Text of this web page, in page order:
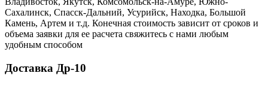
Сахалинск, Спасск-Дальний, Усурийск, Находка, Большой
Камень, Артем и т.д. Конечная стоимость зависит от сроков и
объема заявки для ее расчета свяжитесь с нами любым
удобным способом
Доставка Др-10